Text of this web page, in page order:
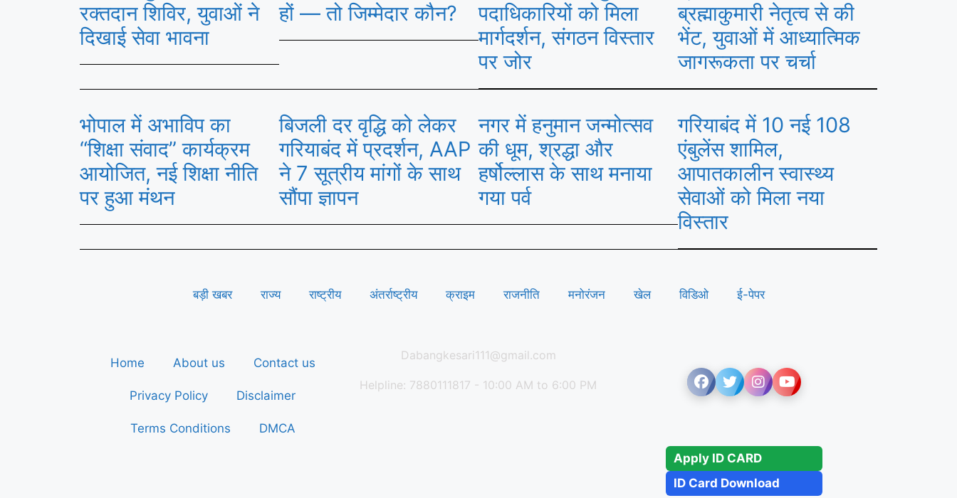
रक्तदान शिविर, युवाओं ने
दिखाई सेवा भावना
हों — तो जिम्मेदार कौन?
पदाधिकारियों को मिला
मार्गदर्शन, संगठन विस्तार
पर जोर
ब्रह्माकुमारी नेतृत्व से की
भेंट, युवाओं में आध्यात्मिक
जागरूकता पर चर्चा
भोपाल में अभाविप का
“शिक्षा संवाद” कार्यक्रम
आयोजित, नई शिक्षा नीति
पर हुआ मंथन
बिजली दर वृद्धि को लेकर
गरियाबंद में प्रदर्शन, AAP
ने 7 सूत्रीय मांगों के साथ
सौंपा ज्ञापन
नगर में हनुमान जन्मोत्सव
की धूम, श्रद्धा और
हर्षोल्लास के साथ मनाया
गया पर्व
गरियाबंद में 10 नई 108
एंबुलेंस शामिल,
आपातकालीन स्वास्थ्य
सेवाओं को मिला नया
विस्तार
बड़ी खबर राज्य राष्ट्रीय अंतर्राष्ट्रीय क्राइम राजनीति मनोरंजन खेल विडिओ ई-पेपर
Home About us Contact us
Privacy Policy Disclaimer
Terms Conditions DMCA
Dabangkesari111@gmail.com
Helpline: 7880111817 - 10:00 AM to 6:00 PM
Apply ID CARD
ID Card Download